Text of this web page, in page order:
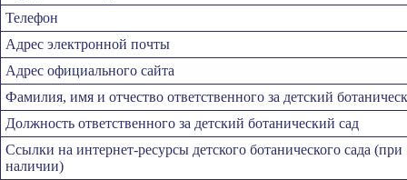
Телефон
Адрес электронной почты
Адрес официального сайта
Фамилия, имя и отчество ответственного за детский
Должность ответственного за детский ботанический сад
Ссылки на интернет-ресурсы детского ботанического сада (при
наличии)